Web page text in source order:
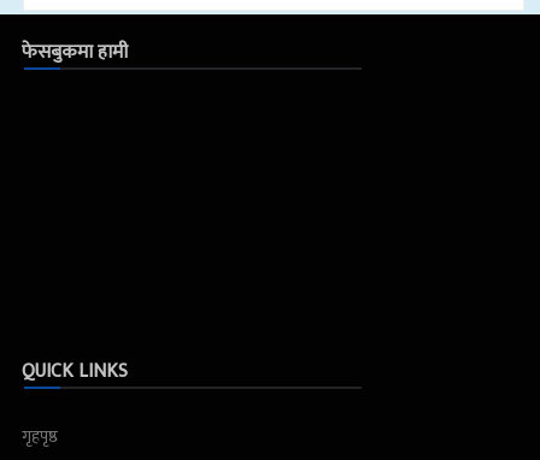
फेसबुकमा हामी
QUICK LINKS
गृहपृष्ठ